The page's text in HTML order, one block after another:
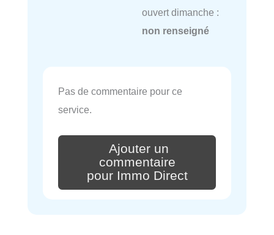
ouvert dimanche :
non renseigné
Pas de commentaire pour ce
service.
Ajouter un
commentaire
pour Immo Direct